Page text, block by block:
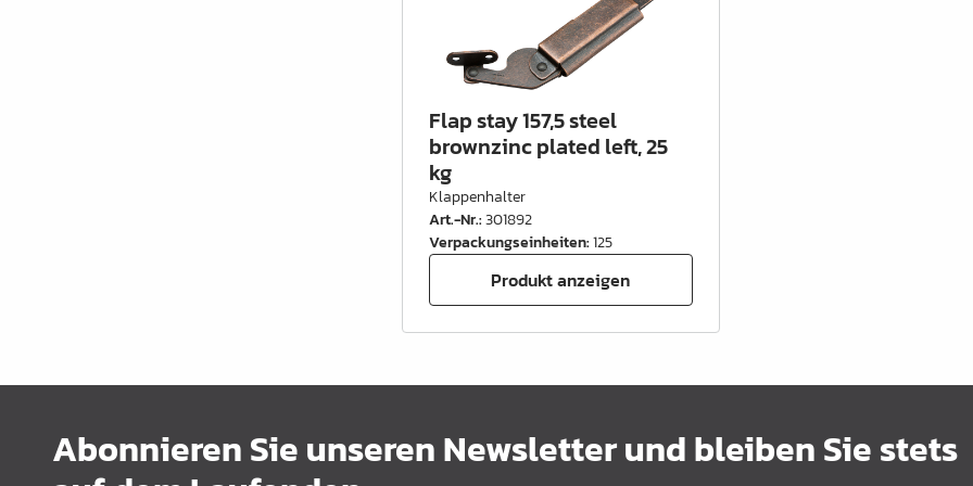
Flap stay 157,5 steel
brownzinc plated left, 25
kg
Klappenhalter
Art.-Nr.:301892
Verpackungseinheiten:125
Produkt anzeigen
Abonnieren Sie unseren Newsletter und bleiben Sie stets